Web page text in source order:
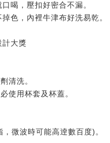
喝，壓扣好密合不漏。
色，內裡牛津布好洗易乾。
大獎
清洗。
使用杯套及杯蓋。
微波時可能高逹數百度)。